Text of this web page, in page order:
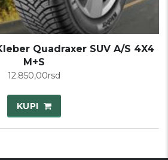
Quadraxer SUV A/S 4X4
M+S
12.850,00rsd
KUPI